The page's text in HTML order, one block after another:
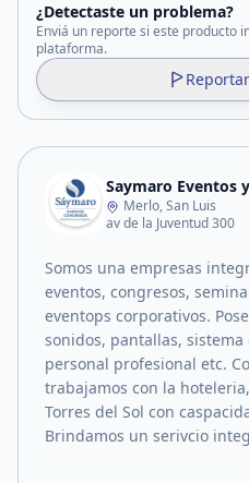
¿Detectaste un problema?
Enviá un reporte si este producto
plataforma.
Saymaro Eventos
Merlo, San Luis
av de la Juventud 300
Somos una empresas
eventos, congresos,
eventops corporativos.
sonidos, pantallas,
personal profesional etc.
trabajamos con la
Torres del Sol con
Brindamos un serivcio